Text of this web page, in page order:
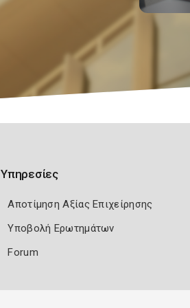
Υπηρεσίες
Αποτίμηση Αξίας Επιχείρησης
Υποβολή Ερωτημάτων
Forum